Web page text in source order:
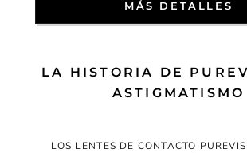
MÁS DETALLES
LA HISTORIA DE
ASTIGMATISMO
LOS LENTES DE CONTACTO